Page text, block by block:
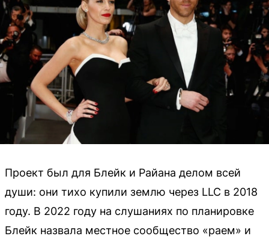
Проект был для Блейк и Райана делом всей
души: они тихо купили землю через LLC в 2018
году. В 2022 году на слушаниях по планировке
Блейк назвала местное сообщество «раем» и